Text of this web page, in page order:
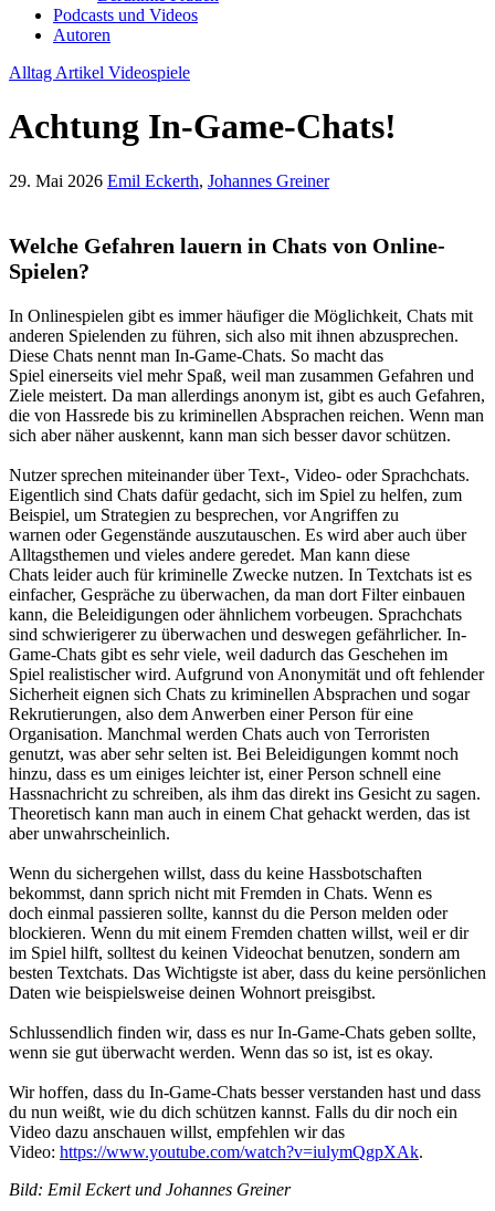
Podcasts und Videos
Autoren
Alltag Artikel Videospiele
Achtung In-Game-Chats!
29. Mai 2026 Emil Eckerth, Johannes Greiner
Welche Gefahren lauern in Chats von Online-
Spielen?
In Onlinespielen gibt es immer häufiger die Möglichkeit, Chats mit
anderen Spielenden zu führen, sich also mit ihnen abzusprechen.
Diese Chats nennt man In-Game-Chats. So macht das
Spiel einerseits viel mehr Spaß, weil man zusammen Gefahren und
Ziele meistert. Da man allerdings anonym ist, gibt es auch Gefahren,
die von Hassrede bis zu kriminellen Absprachen reichen. Wenn man
sich aber näher auskennt, kann man sich besser davor schützen.
Nutzer sprechen miteinander über Text-, Video- oder Sprachchats.
Eigentlich sind Chats dafür gedacht, sich im Spiel zu helfen, zum
Beispiel, um Strategien zu besprechen, vor Angriffen zu
warnen oder Gegenstände auszutauschen. Es wird aber auch über
Alltagsthemen und vieles andere geredet. Man kann diese
Chats leider auch für kriminelle Zwecke nutzen. In Textchats ist es
einfacher, Gespräche zu überwachen, da man dort Filter einbauen
kann, die Beleidigungen oder ähnlichem vorbeugen. Sprachchats
sind schwierigerer zu überwachen und deswegen gefährlicher. In-
Game-Chats gibt es sehr viele, weil dadurch das Geschehen im
Spiel realistischer wird. Aufgrund von Anonymität und oft fehlender
Sicherheit eignen sich Chats zu kriminellen Absprachen und sogar
Rekrutierungen, also dem Anwerben einer Person für eine
Organisation. Manchmal werden Chats auch von Terroristen
genutzt, was aber sehr selten ist. Bei Beleidigungen kommt noch
hinzu, dass es um einiges leichter ist, einer Person schnell eine
Hassnachricht zu schreiben, als ihm das direkt ins Gesicht zu sagen.
Theoretisch kann man auch in einem Chat gehackt werden, das ist
aber unwahrscheinlich.
Wenn du sichergehen willst, dass du keine Hassbotschaften
bekommst, dann sprich nicht mit Fremden in Chats. Wenn es
doch einmal passieren sollte, kannst du die Person melden oder
blockieren. Wenn du mit einem Fremden chatten willst, weil er dir
im Spiel hilft, solltest du keinen Videochat benutzen, sondern am
besten Textchats. Das Wichtigste ist aber, dass du keine persönlichen
Daten wie beispielsweise deinen Wohnort preisgibst.
Schlussendlich finden wir, dass es nur In-Game-Chats geben sollte,
wenn sie gut überwacht werden. Wenn das so ist, ist es okay.
Wir hoffen, dass du In-Game-Chats besser verstanden hast und dass
du nun weißt, wie du dich schützen kannst. Falls du dir noch ein
Video dazu anschauen willst, empfehlen wir das
Video: https://www.youtube.com/watch?v=iulymQgpXAk.
Bild: Emil Eckert und Johannes Greiner